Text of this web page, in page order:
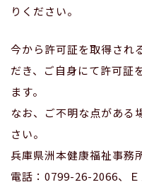
りください。
今から許可証を取得され
だき、ご自身にて許可証
ます。
なお、ご不明な点がある
さい。
兵庫県洲本健康福祉事務
電話：0799-26-2066、Ｅ